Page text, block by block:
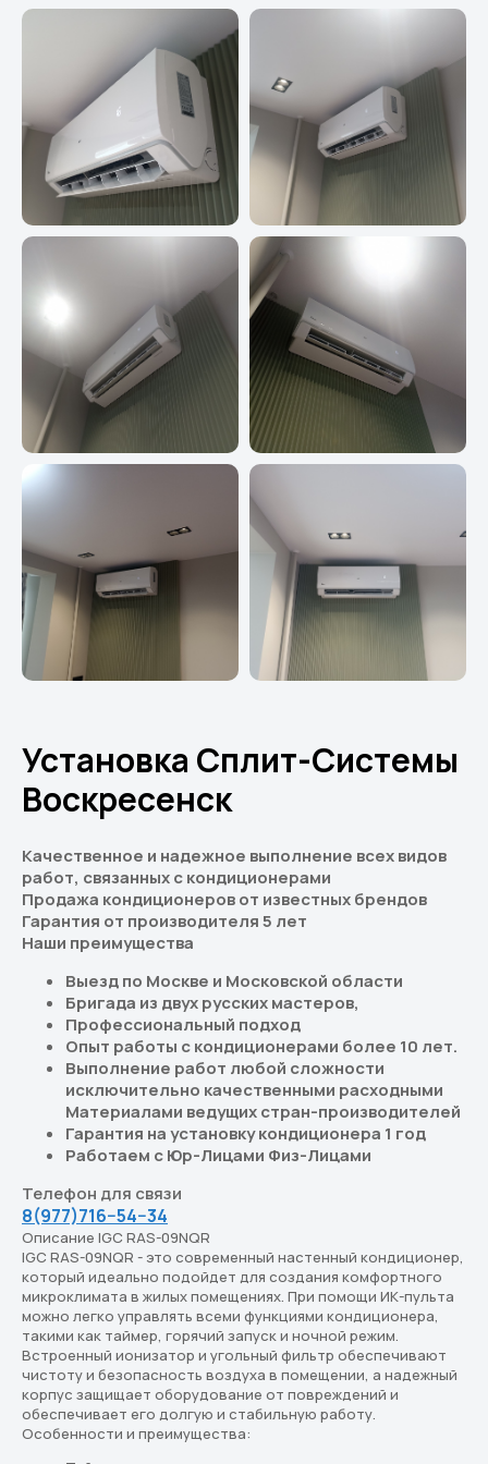
Установка Сплит-Системы
Воскресенск
Качественное и надежное выполнение всех видов
работ, связанных с кондиционерами
Продажа кондиционеров от известных брендов
Гарантия от производителя 5 лет
Наши преимущества
Выезд по Москве и Московской области
Бригада из двух русских мастеров,
Профессиональный подход
Опыт работы с кондиционерами более 10 лет.
Выполнение работ любой сложности
исключительно качественными расходными
Материалами ведущих стран-производителей
Гарантия на установку кондиционера 1 год
Работаем с Юр-Лицами Физ-Лицами
Телефон для связи
8(977)716−54−34
Описание IGC RAS-09NQR
IGC RAS-09NQR - это современный настенный кондиционер,
который идеально подойдет для создания комфортного
микроклимата в жилых помещениях. При помощи ИК-пульта
можно легко управлять всеми функциями кондиционера,
такими как таймер, горячий запуск и ночной режим.
Встроенный ионизатор и угольный фильтр обеспечивают
чистоту и безопасность воздуха в помещении, а надежный
корпус защищает оборудование от повреждений и
обеспечивает его долгую и стабильную работу.
Особенности и преимущества:
Подберём кондиционер,
который действительно
подходит вам
В каталоге — решения для дома, офиса
и бизнеса. Подберём оптимальный
вариант под ваш бюджет и задачи
Перейдите в каталог